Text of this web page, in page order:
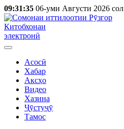
09:31:35 06-уми Августи 2026 сол
Китобхонаи
электронӣ
Асосӣ
Хабар
Аксҳо
Видео
Хазина
Ҷӯстуҷӯ
Тамос